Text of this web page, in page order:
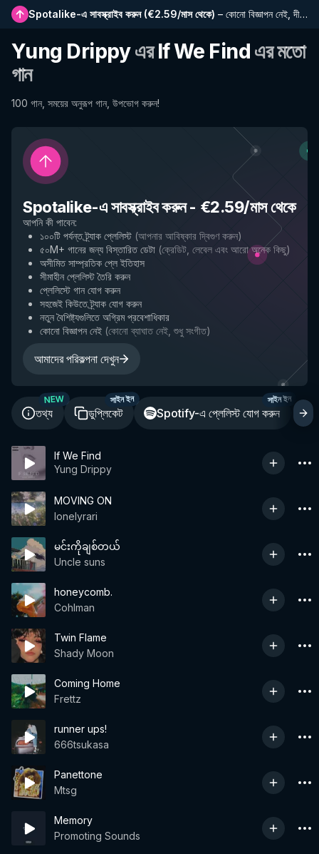
Spotalike-এ সাবস্ক্রাইব করুন(€2.59/মাস থেকে) – কোনো বিজ্ঞাপন নেই, দীর্ঘতর প্লেলিস্ট, সম্পূর্ণ ইতিহাস এবং নতুন বৈশিষ্ট্যে প্রাথমিক প্রবেশাধিকার
Yung DrippyএরIf We Find এর মতো
গান
100 গান, সময়ের অনুরূপ গান, উপভোগ করুন!
Spotalike-এ সাবস্ক্রাইব করুন- €2.59/মাস থেকে
আপনি কী পাবেন:
১০০টি পর্যন্ত ট্র্যাক প্লেলিস্ট (আপনার আবিষ্কার দ্বিগুণ করুন)
৫০M+ গানের জন্য বিস্তারিত ডেটা (ক্রেডিট, লেবেল এবং আরো অনেক কিছু)
অসীমিত সাম্প্রতিক প্লে ইতিহাস
সীমাহীন প্লেলিস্ট তৈরি করুন
প্লেলিস্টে গান যোগ করুন
সহজেই কিউতে ট্র্যাক যোগ করুন
নতুন বৈশিষ্ট্যগুলিতে অগ্রিম প্রবেশাধিকার
কোনো বিজ্ঞাপন নেই (কোনো ব্যাঘাত নেই, শুধু সংগীত)
আমাদের পরিকল্পনা দেখুন
তথ্য
NEW
ডুপ্লিকেট
সাইন ইন
Spotify-এ প্লেলিস্ট যোগ করুন
সাইন ইন
If We Find
Yung Drippy
MOVING ON
lonelyrari
မင်းကိုချစ်တယ်
Uncle suns
honeycomb.
Cohlman
Twin Flame
Shady Moon
Coming Home
Frettz
runner ups!
666tsukasa
Panettone
Mtsg
Memory
Promoting Sounds